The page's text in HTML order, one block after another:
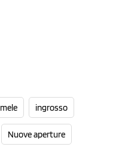
mele ingrosso
Nuove aperture